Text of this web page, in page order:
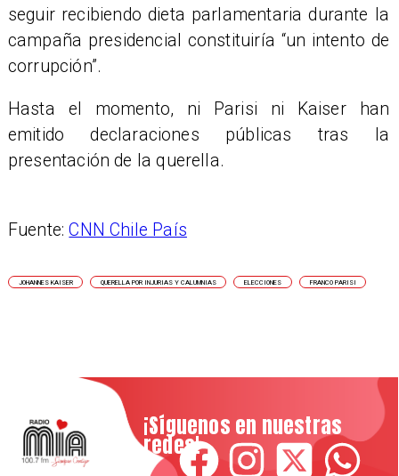
seguir recibiendo dieta parlamentaria durante la
campaña presidencial constituiría “un intento de
corrupción”.
Hasta el momento, ni Parisi ni Kaiser han
emitido declaraciones públicas tras la
presentación de la querella.
​Fuente:CNN Chile País
JOHANNES KAISER QUERELLA POR INJURIAS Y CALUMNIAS ELECCIONES FRANCO PARISI
¡Síguenos en nuestras
redes!